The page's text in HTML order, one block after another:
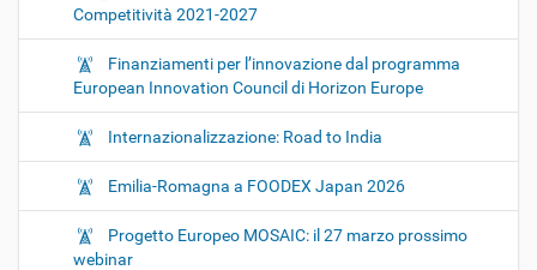
Competitività 2021-2027
Finanziamenti per l’innovazione dal programma
European Innovation Council di Horizon Europe
Internazionalizzazione: Road to India
Emilia-Romagna a FOODEX Japan 2026
Progetto Europeo MOSAIC: il 27 marzo prossimo
webinar